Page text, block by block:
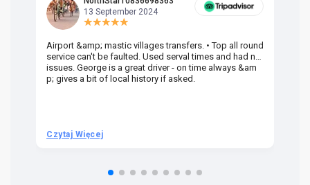
13 September 2024
Airport &amp; mastic villages transfers. • Top all round
service can't be faulted. Used serval times and had no
issues. George is a great driver - on time always &am
p; gives a bit of local history if asked.
Czytaj Więcej